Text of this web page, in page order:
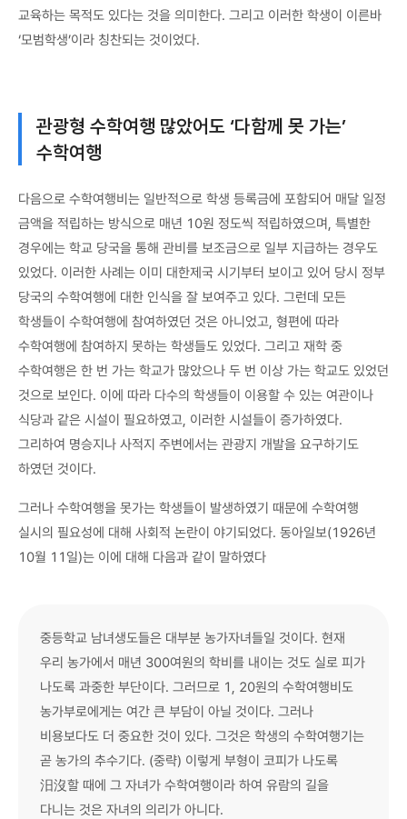
교육하는 목적도 있다는 것을 의미한다. 그리고 이러한 학생이 이른바
‘모범학생’이라 칭찬되는 것이었다.
관광형 수학여행 많았어도 ‘다함께 못 가는’
수학여행
다음으로 수학여행비는 일반적으로 학생 등록금에 포함되어 매달 일정
금액을 적립하는 방식으로 매년 10원 정도씩 적립하였으며, 특별한
경우에는 학교 당국을 통해 관비를 보조금으로 일부 지급하는 경우도
있었다. 이러한 사례는 이미 대한제국 시기부터 보이고 있어 당시 정부
당국의 수학여행에 대한 인식을 잘 보여주고 있다. 그런데 모든
학생들이 수학여행에 참여하였던 것은 아니었고, 형편에 따라
수학여행에 참여하지 못하는 학생들도 있었다. 그리고 재학 중
수학여행은 한 번 가는 학교가 많았으나 두 번 이상 가는 학교도 있었던
것으로 보인다. 이에 따라 다수의 학생들이 이용할 수 있는 여관이나
식당과 같은 시설이 필요하였고, 이러한 시설들이 증가하였다.
그리하여 명승지나 사적지 주변에서는 관광지 개발을 요구하기도
하였던 것이다.
그러나 수학여행을 못가는 학생들이 발생하였기 때문에 수학여행
실시의 필요성에 대해 사회적 논란이 야기되었다. 동아일보(1926년
10월 11일)는 이에 대해 다음과 같이 말하였다
중등학교 남녀생도들은 대부분 농가자녀들일 것이다. 현재
우리 농가에서 매년 300여원의 학비를 내이는 것도 실로 피가
나도록 과중한 부단이다. 그러므로 1, 20원의 수학여행비도
농가부로에게는 여간 큰 부담이 아닐 것이다. 그러나
비용보다도 더 중요한 것이 있다. 그것은 학생의 수학여행기는
곧 농가의 추수기다. (중략) 이렇게 부형이 코피가 나도록
汨沒할 때에 그 자녀가 수학여행이라 하여 유람의 길을
다니는 것은 자녀의 의리가 아니다.